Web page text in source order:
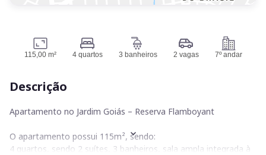
115,00 m² 4 quartos 3 banheiros 2 vagas 7º andar
Descrição
Apartamento no Jardim Goiás – Reserva Flamboyant
O apartamento possui 115m², sendo:
4 quartos, sendo 2 suítes, 3 banheiros, sala ampla integrada à